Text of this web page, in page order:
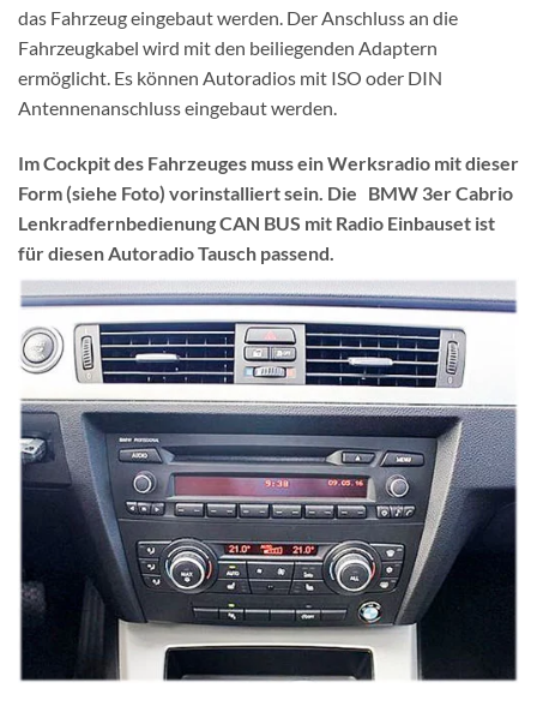
das Fahrzeug eingebaut werden. Der Anschluss an die
Fahrzeugkabel wird mit den beiliegenden Adaptern
ermöglicht. Es können Autoradios mit ISO oder DIN
Antennenanschluss eingebaut werden.
Im Cockpit des Fahrzeuges muss ein Werksradio mit dieser
Form (siehe Foto) vorinstalliert sein. Die BMW 3er Cabrio
Lenkradfernbedienung CAN BUS mit Radio Einbauset ist
für diesen Autoradio Tausch passend.